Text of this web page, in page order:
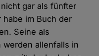
gar als fünfter
habe im Buch der
Seine als
werden allenfalls in